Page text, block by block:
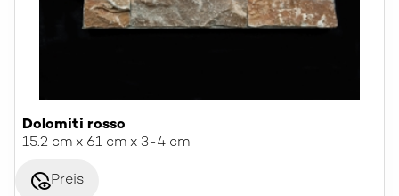
Dolomiti rosso
15.2 cm x 61 cm x 3-4 cm
disabled_visiblePreis